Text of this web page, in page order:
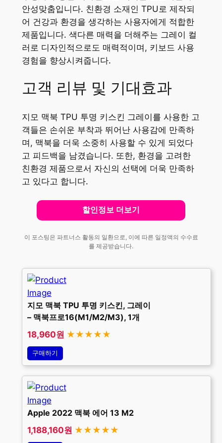
안성맞춤입니다. 친환경 소재인 TPU로 제작되
어 건강과 환경을 생각하는 사용자에게 적합한
제품입니다. 색다른 매력을 더해주는 그레이 컬
러로 디자인적으로도 매력적이며, 키보드 사용
경험을 향상시켜줍니다.
고객 리뷰 및 기대효과
지모 맥북 TPU 투명 키스킨 그레이를 사용한 고
객들은 손쉬운 부착과 뛰어난 사용감에 만족하
며, 맥북을 더욱 소중히 사용할 수 있게 되었다
고 피드백을 남겼습니다. 또한, 환경을 고려한
친환경 제품으로서 자신의 선택에 더욱 만족하
고 있다고 합니다.
할인정보 더보기
이 포스팅은 파트너스 활동의 일환으로, 이에 따른 일정액의 수수료
를 제공받습니다.
지모 맥북 TPU 투명 키스킨, 그레이
– 맥북프로16(M1/M2/M3), 1개
18,960원 ★★★★★
구매하기
Apple 2022 맥북 에어 13 M2
1,188,160원 ★★★★★